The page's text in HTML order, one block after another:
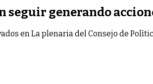
seguir generando
en La plenaria del Consejo de